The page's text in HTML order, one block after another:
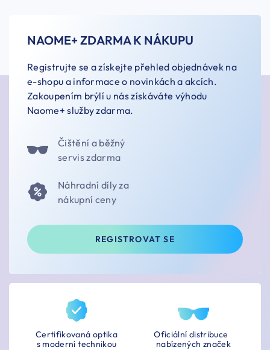
NAOME+ ZDARMA K NÁKUPU
Registrujte se a získejte přehled objednávek na
e-shopu a informace o novinkách a akcích.
Zakoupením brýlí u nás získáváte výhodu
Naome+ služby zdarma.
Čištění a běžný
servis zdarma
Náhradní díly za
nákupní ceny
REGISTROVAT SE
Certifikovaná optika
s moderní technikou
Oficiální distribuce
nabízených značek